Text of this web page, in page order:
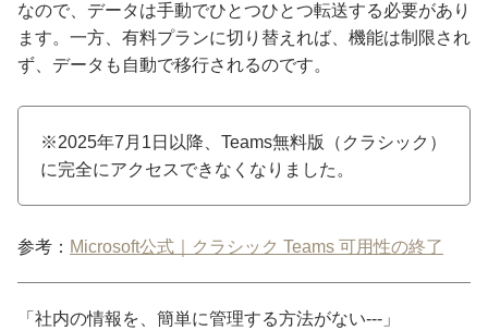
なので、データは手動でひとつひとつ転送する必要があり
ます。一方、有料プランに切り替えれば、機能は制限され
ず、データも自動で移行されるのです。
※2025年7月1日以降、Teams無料版（クラシック）
に完全にアクセスできなくなりました。
参考： Microsoft公式｜クラシック Teams 可用性の終了
「社内の情報を、簡単に管理する方法がない---」